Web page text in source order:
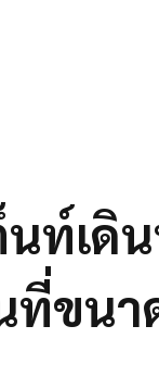
ท์เดิ
ที่ขน